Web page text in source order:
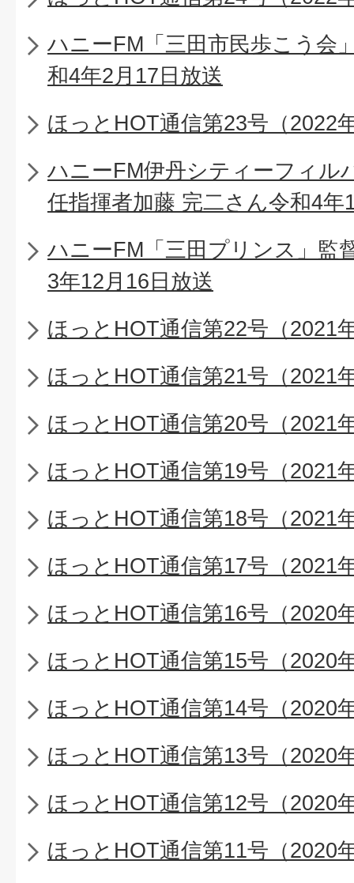
ハニーFM「三田市民歩こう会
和4年2月17日放送
ほっとHOT通信第23号（2022
ハニーFM伊丹シティーフィル
任指揮者加藤 完二さん令和4年
ハニーFM「三田プリンス」監
3年12月16日放送
ほっとHOT通信第22号（2021
ほっとHOT通信第21号（2021
ほっとHOT通信第20号（2021
ほっとHOT通信第19号（2021
ほっとHOT通信第18号（2021
ほっとHOT通信第17号（2021
ほっとHOT通信第16号（2020
ほっとHOT通信第15号（2020
ほっとHOT通信第14号（2020
ほっとHOT通信第13号（2020
ほっとHOT通信第12号（2020
ほっとHOT通信第11号（2020